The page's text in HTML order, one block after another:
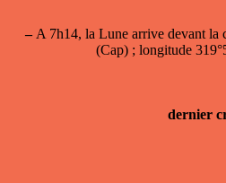
–A 7h14, la Lune arrive devant la
(Cap) ; longitude
dernier